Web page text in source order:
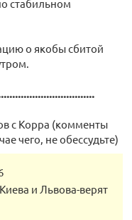
стабильном
о якобы сбитой
с Корра (комменты
чего, не обессудьте)
и Львова-верят